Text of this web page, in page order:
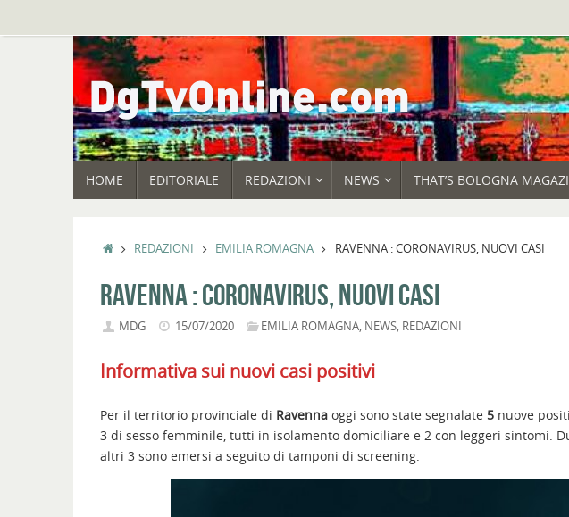
HOME EDITORIALE REDAZIONI NEWS THAT’S BOLOGNA
HOMEREDAZIONI EMILIA ROMAGNA RAVENNA : CORONAVIRUS, NUOVI CASI
RAVENNA : CORONAVIRUS, NUOVI CASI
MDG 15/07/2020 EMILIA ROMAGNA, NEWS, REDAZIONI
Informativa sui nuovi casi positivi
Per il territorio provinciale di Ravenna oggi sono state segnalate 5 nuove
3 di sesso femminile, tutti in isolamento domiciliare e 2 con leggeri sintomi.
altri 3 sono emersi a seguito di tamponi di screening.